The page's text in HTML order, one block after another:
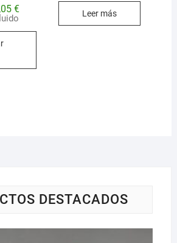
€
Este
la
Leer más
DESTACADOS